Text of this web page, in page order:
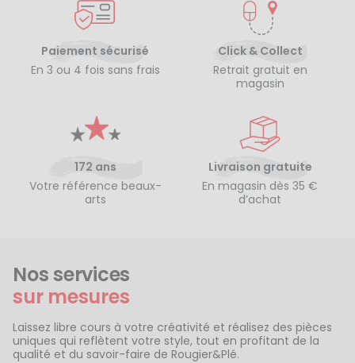
Paiement sécurisé
En 3 ou 4 fois sans frais
Click & Collect
Retrait gratuit en
magasin
172 ans
Votre référence beaux-
arts
Livraison gratuite
En magasin dès 35 €
d’achat
Nos services
sur mesures
Laissez libre cours à votre créativité et réalisez des pièces
uniques qui reflètent votre style, tout en profitant de la
qualité et du savoir-faire de Rougier&Plé.